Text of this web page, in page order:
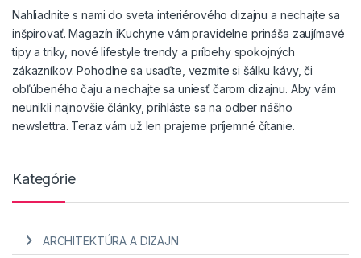
Nahliadnite s nami do sveta interiérového dizajnu a nechajte sa
inšpirovať. Magazín iKuchyne vám pravidelne prináša zaujímavé
tipy a triky, nové lifestyle trendy a príbehy spokojných
zákazníkov. Pohodlne sa usaďte, vezmite si šálku kávy, či
obľúbeného čaju a nechajte sa uniesť čarom dizajnu. Aby vám
neunikli najnovšie články, prihláste sa na odber nášho
newslettra. Teraz vám už len prajeme príjemné čítanie.
Kategórie
ARCHITEKTÚRA A DIZAJN